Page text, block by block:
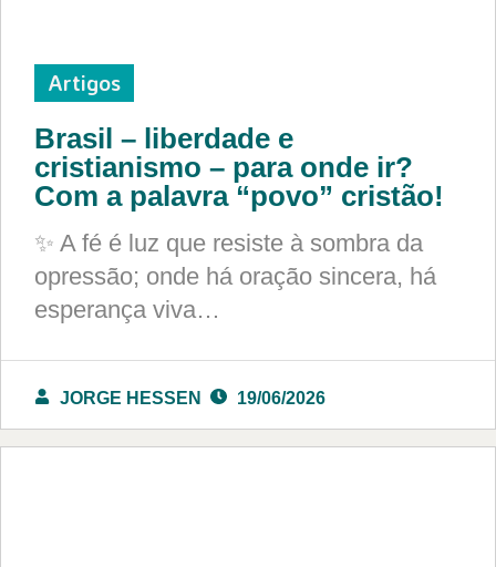
Artigos
Brasil – liberdade e
cristianismo – para onde ir?
Com a palavra “povo” cristão!
✨ A fé é luz que resiste à sombra da
opressão; onde há oração sincera, há
esperança viva…
JORGE HESSEN 19/06/2026